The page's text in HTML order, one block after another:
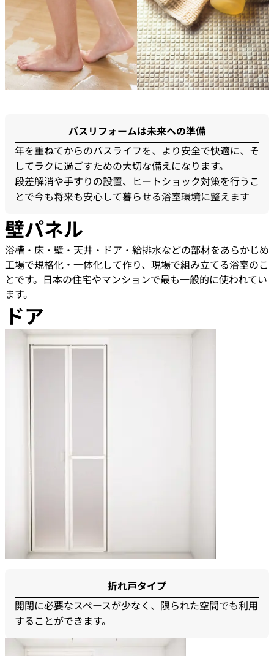
バスリフォームは未来への準備
年を重ねてからのバスライフを、より安全で快適に、そ
してラクに過ごすための大切な備えになります。
段差解消や手すりの設置、ヒートショック対策を行うこ
とで今も将来も安心して暮らせる浴室環境に整えます
壁パネル
浴槽・床・壁・天井・ドア・給排水などの部材をあらかじめ
工場で規格化・一体化して作り、現場で組み立てる浴室のこ
とです。日本の住宅やマンションで最も一般的に使われてい
ます。
ドア
折れ戸タイプ
開閉に必要なスペースが少なく、限られた空間でも利用
することができます。